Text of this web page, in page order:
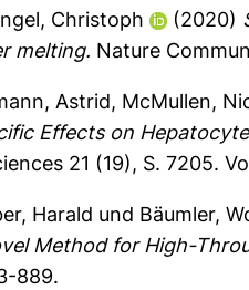
Christoph (2020)
melting. Nature
Astrid, McMullen,
Effects on
21 (19), S. 7205.
Harald und Bäumler,
Method for High-
889.